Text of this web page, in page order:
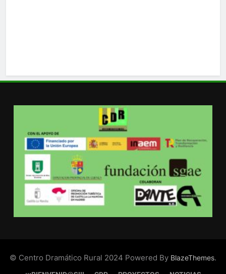
© Centro Dramático Rural 2024 Powered By BlazeThemes.